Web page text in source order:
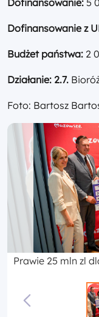
Dofinansowanie z
Budżet państwa: 2
Działanie: 2.7.
Foto: Bartosz
Prawie 25 mln zl